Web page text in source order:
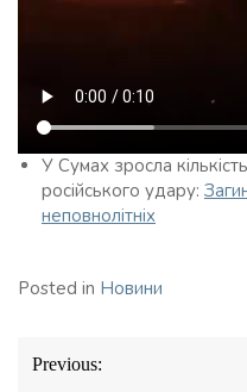
У Сумах зросла
російського удару:
неповнолітніх
Posted in Новини
Навігація
записів
Previous: